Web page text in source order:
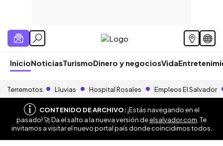
InicioNoticiasTurismoDinero y negociosVida
Terremotos Lluvias Hospital Rosales Empleos El Salvador
CONTENIDO DE ARCHIVO:¡Estás navegando en el
pasado! 🚀 Da el salto a la nueva versión deelsalvador.com . Te
invitamos a visitar el nuevo portal país donde coincidimos todos.